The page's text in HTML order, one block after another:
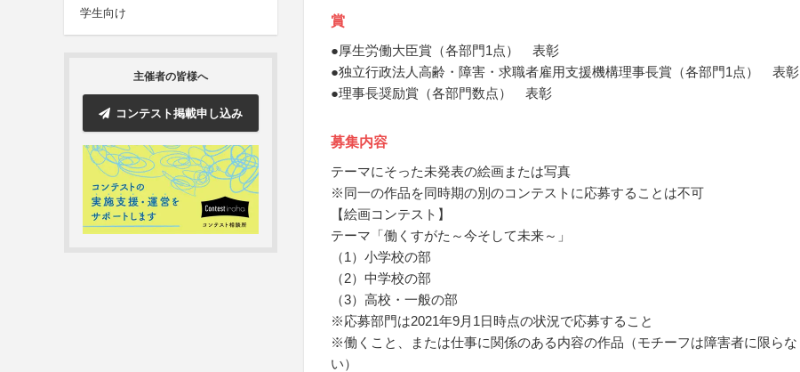
学生向け
主催者の皆様へ
コンテスト掲載申し込み
賞
●厚生労働大臣賞（各部門1点） 表彰
●独立行政法人高齢・障害・求職者雇用支援機構理事長賞（各部門1点） 表彰
●理事長奨励賞（各部門数点） 表彰
募集内容
テーマにそった未発表の絵画または写真
※同一の作品を同時期の別のコンテストに応募することは不可
【絵画コンテスト】
テーマ「働くすがた～今そして未来～」
（1）小学校の部
（2）中学校の部
（3）高校・一般の部
※応募部門は2021年9月1日時点の状況で応募すること
※働くこと、または仕事に関係のある内容の作品（モチーフは障害者に限らな
い）